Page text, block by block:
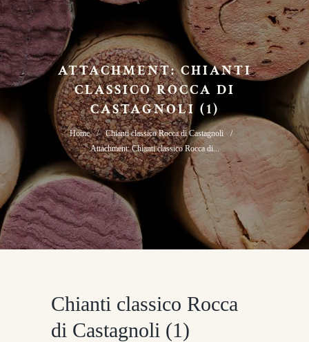
ATTACHMENT: CHIANTI
CLASSICO ROCCA DI
CASTAGNOLI (1)
Home
Chianti classico Rocca di Castagnoli
Attachment: Chianti classico Rocca di...
Chianti classico Rocca
di Castagnoli (1)